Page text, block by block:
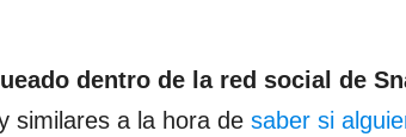
dentro de la red social de
similares a la hora de saber si